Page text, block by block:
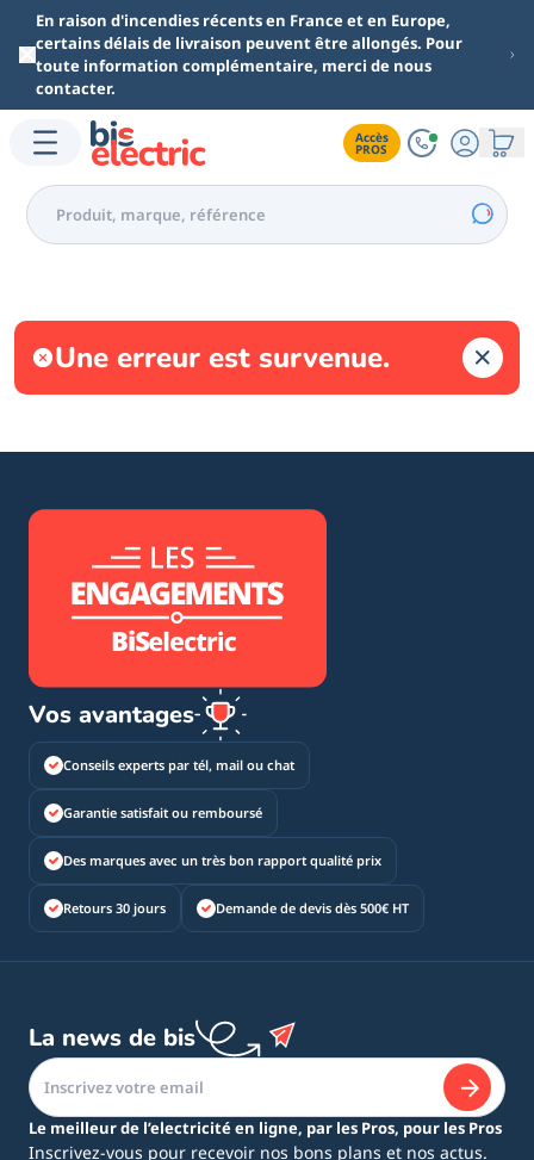
Aller au contenu principal
En raison d'incendies récents en France et en Europe,
certains délais de livraison peuvent être allongés. Pour
toute information complémentaire, merci de nous
contacter.
Accès
PROS
Une erreur est survenue.
Vos avantages
Conseils experts par tél, mail ou chat
Garantie satisfait ou remboursé
Des marques avec un très bon rapport qualité prix
Retours 30 jours Demande de devis dès 500€ HT
La news de bis
Le meilleur de l’electricité en ligne, par les Pros, pour les Pros
Inscrivez-vous pour recevoir nos bons plans et nos actus.